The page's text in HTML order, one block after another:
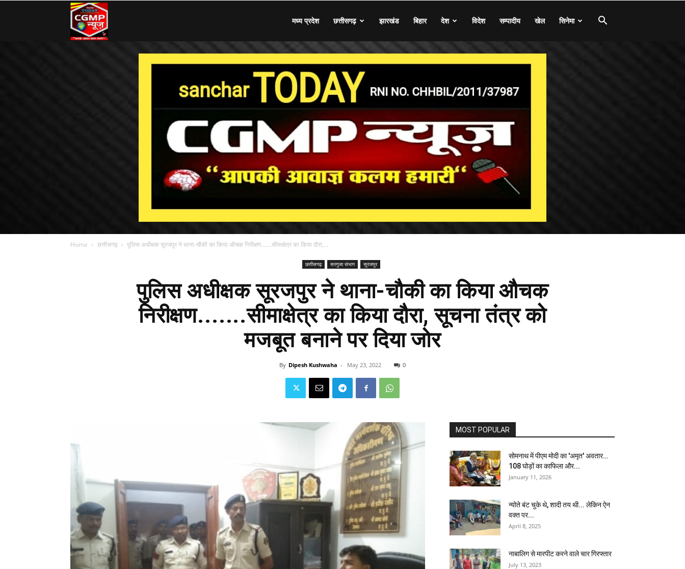
मध्य प्रदेश छत्तीसगढ़ झारखंड बिहार देश विदेश सम्पादीय खेल सिनेमा
Home छत्तीसगढ़ पुलिस अधीक्षक सूरजपुर ने थाना-चौकी का किया औचक निरीक्षण.......सीमाक्षेत्र का किया दौरा,...
छत्तीसगढ़ सरगुजा संभाग सूरजपुर
पुलिस अधीक्षक सूरजपुर ने थाना-चौकी का किया औचक
निरीक्षण.......सीमाक्षेत्र का किया दौरा, सूचना तंत्र को
मजबूत बनाने पर दिया जोर
By Dipesh Kushwaha - May 23, 2022 0
MOST POPULAR
सोमनाथ में पीएम मोदी का 'अमृत' अवतार…
108 घोड़ों का काफिला और...
January 11, 2026
न्योते बंट चुके थे, शादी तय थी... लेकिन ऐन
वक्त पर...
April 8, 2025
नाबालिग से मारपीट करने वाले चार गिरफ्तार
July 13, 2023